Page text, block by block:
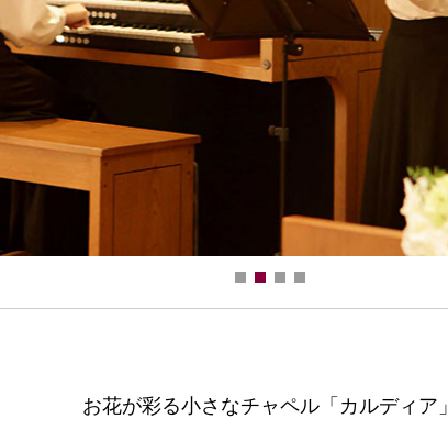
お花が彩る小さなチャペル「カルディア」